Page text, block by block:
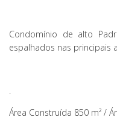
Condomínio de alto
espalhados nas principais
.
Área Construída 850 m² /